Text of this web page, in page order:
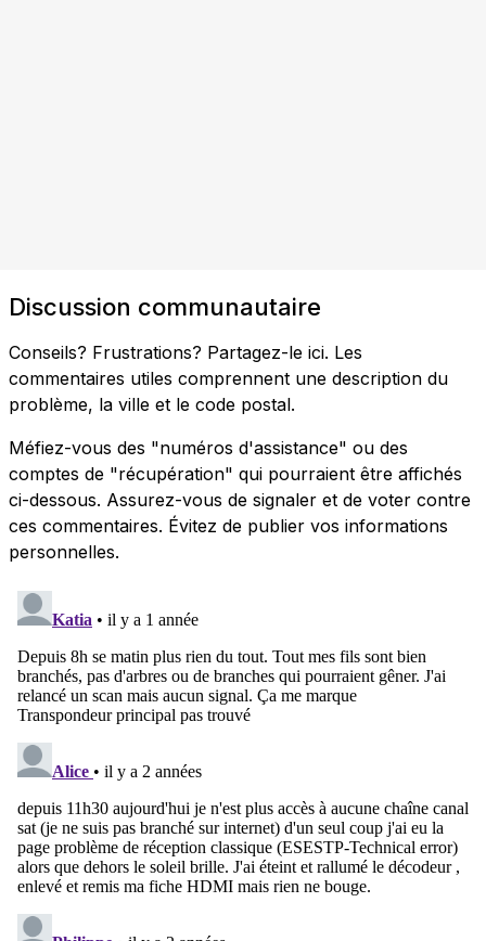
Discussion communautaire
Conseils? Frustrations? Partagez-le ici. Les
commentaires utiles comprennent une description du
problème, la ville et le code postal.
Méfiez-vous des "numéros d'assistance" ou des
comptes de "récupération" qui pourraient être affichés
ci-dessous. Assurez-vous de signaler et de voter contre
ces commentaires. Évitez de publier vos informations
personnelles.